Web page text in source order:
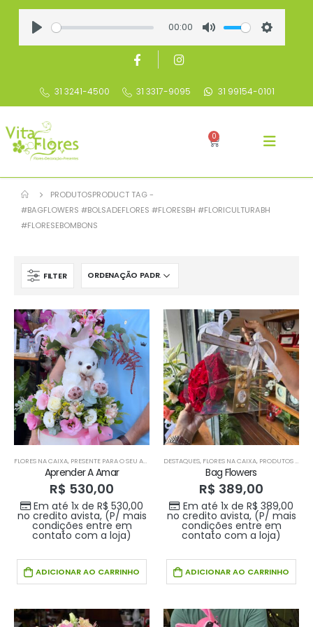
00:00
31 3241-4500 31 3317-9095 31 99154-0101
0
PRODUTOSPRODUCT TAG -
#BAGFLOWERS #BOLSADEFLORES #FLORESBH #FLORICULTURABH
#FLORESEBOMBONS
FILTER
FLORES NA CAIXA, PRESENTE PARA O SEU AMOR
Aprender A Amar
R$ 530,00
Em até 1x deR$ 530,00
no credito avista, (P/ mais
condições entre em
contato com a loja)
ADICIONAR AO CARRINHO
DESTAQUES, FLORES NA CAIXA, PRODUTOS HOME 1
Bag Flowers
R$ 389,00
Em até 1x de R$ 389,00
no credito avista, (P/ mais
condições entre em
contato com a loja)
ADICIONAR AO CARRINHO
Buque doce amor
Em até 1x de
Buque doce amor
Em até 1x de